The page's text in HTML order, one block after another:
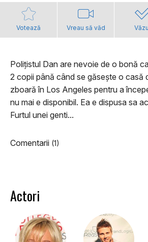
Votează Vreau să văd
Polițistul Dan are nevoie de o bonă
2 copii până când se găsește o casă
zboară în Los Angeles pentru a
nu mai e disponibil. Ea e dispusa sa
Furtul unei genti...
Comentarii (1)
Actori